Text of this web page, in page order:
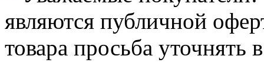
являются публичной
товара просьба уточнять